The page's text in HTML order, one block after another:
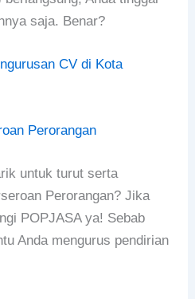
saja. Benar?
CV di Kota
Perorangan
untuk turut serta
Perorangan? Jika
POPJASA ya! Sebab
Anda mengurus pendirian